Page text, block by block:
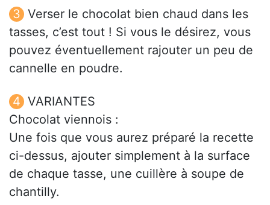
Verser le chocolat bien chaud dans les
tasses, c’est tout ! Si vous le désirez, vous
pouvez éventuellement rajouter un peu de
cannelle en poudre.
VARIANTES
Chocolat viennois :
Une fois que vous aurez préparé la recette
ci-dessus, ajouter simplement à la surface
de chaque tasse, une cuillère à soupe de
chantilly.